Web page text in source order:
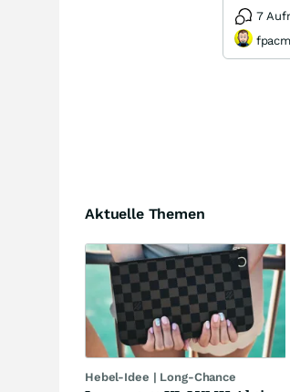
7
Aktuelle Themen
Hebel-Idee | Long-Chance